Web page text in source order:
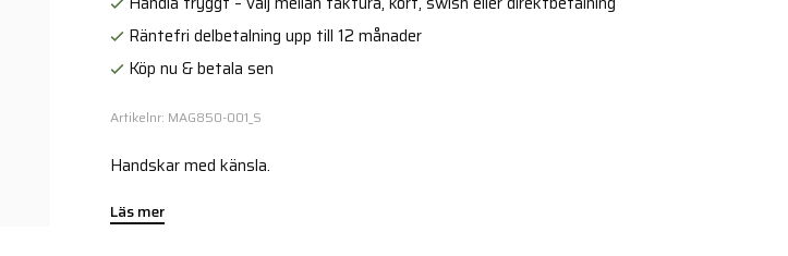
Räntefri delbetalning upp till 12 månader
Köp nu & betala sen
Artikelnr: MAG850-001_S
Handskar med känsla.
Läs mer